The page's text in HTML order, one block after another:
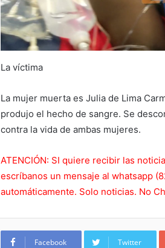
La víctima
La mujer muerta es Julia de Lima
produjo el hecho de sangre. Se
contra la vida de ambas mujeres.
ATENCIÓN: SI quiere recibir las
escríbanos un mensaje al whatsapp
automáticamente. Solo noticias. No
Facebook Twitter